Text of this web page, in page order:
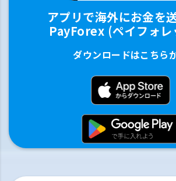
アプリで海外にお金を
PayForex (ペイフォレ
ダウンロードはこちら